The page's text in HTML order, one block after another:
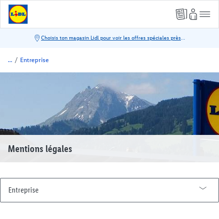
/ Entreprise
Mentions légales
Entreprise